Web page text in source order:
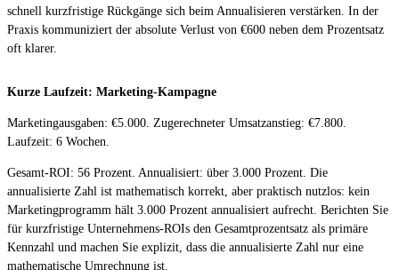
schnell kurzfristige Rückgänge sich beim Annualisieren verstärken. In der
Praxis kommuniziert der absolute Verlust von €600 neben dem Prozentsatz
oft klarer.
Kurze Laufzeit: Marketing-Kampagne
Marketingausgaben: €5.000. Zugerechneter Umsatzanstieg: €7.800.
Laufzeit: 6 Wochen.
Gesamt-ROI: 56 Prozent. Annualisiert: über 3.000 Prozent. Die
annualisierte Zahl ist mathematisch korrekt, aber praktisch nutzlos: kein
Marketingprogramm hält 3.000 Prozent annualisiert aufrecht. Berichten Sie
für kurzfristige Unternehmens-ROIs den Gesamtprozentsatz als primäre
Kennzahl und machen Sie explizit, dass die annualisierte Zahl nur eine
mathematische Umrechnung ist.